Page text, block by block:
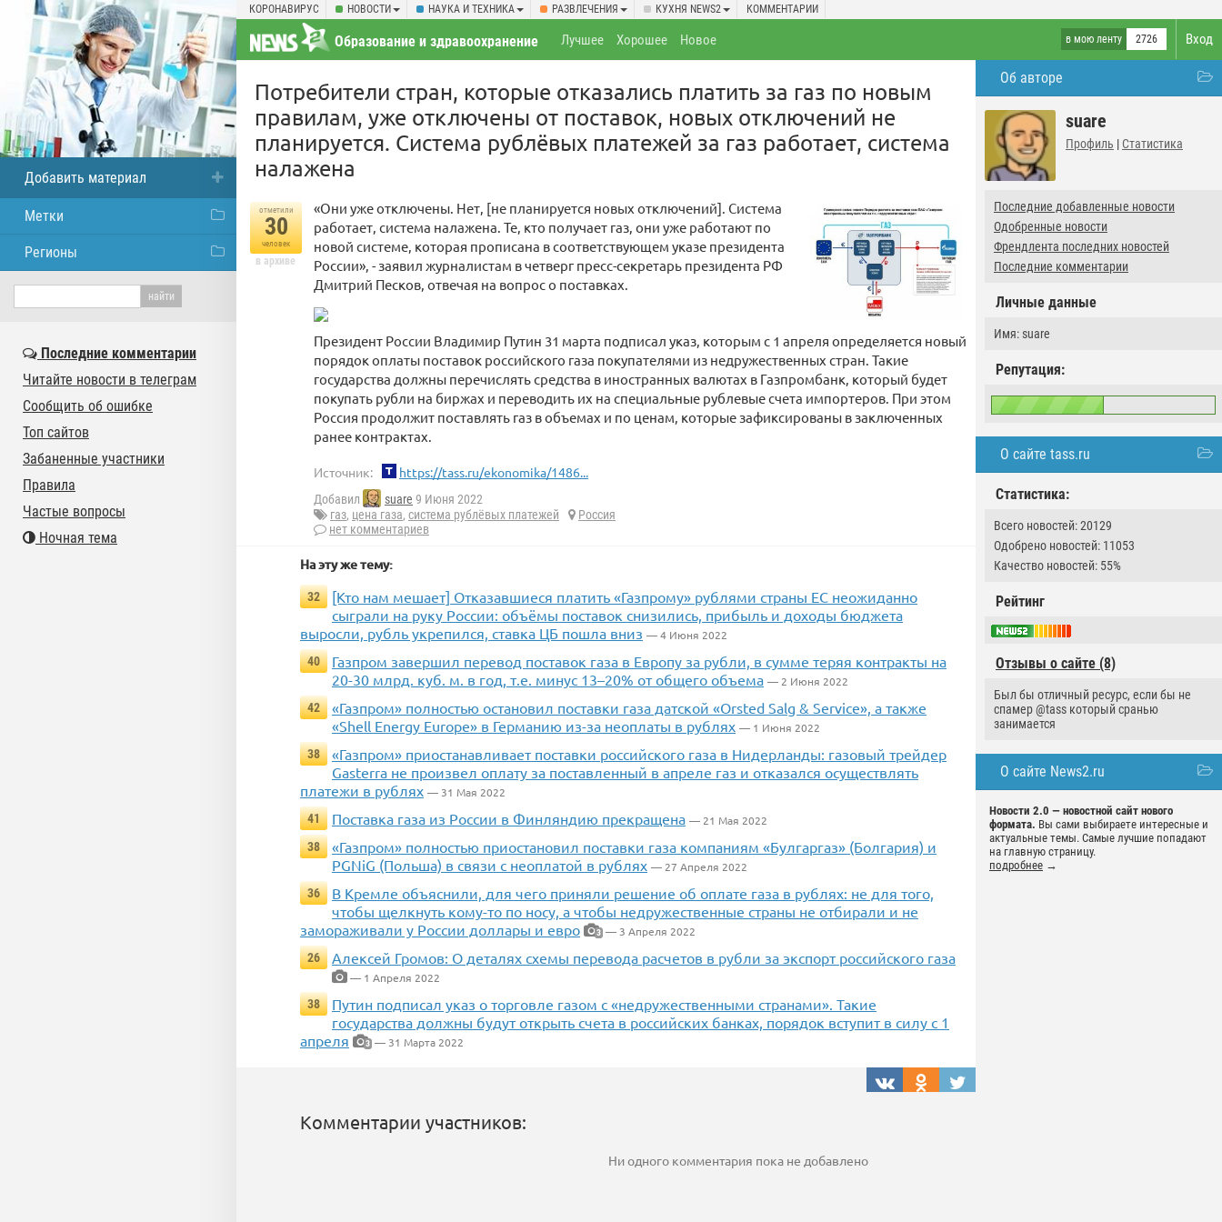
КОРОНАВИРУС НОВОСТИ НАУКА И ТЕХНИКА РАЗВЛЕЧЕНИЯ КУХНЯ NEWS2 КОММЕНТАРИИ
Вход
Образование и здравоохранение в мою ленту 2726
Лучшее Хорошее Новое
Об авторе
suare
Профиль | Статистика
Последние добавленные новости
Одобренные новости
Френдлента последних новостей
Последние комментарии
Личные данные
Имя: suare
Репутация:
О сайте tass.ru
Статистика:
Всего новостей: 20129
Одобрено новостей: 11053
Качество новостей: 55%
Рейтинг
Отзывы о сайте (8)
Был бы отличный ресурс, если бы не
спамер @tass который сранью
занимается
О сайте News2.ru
Новости 2.0 — новостной сайт нового
формата. Вы сами выбираете интересные и
актуальные темы. Самые лучшие попадают
на главную страницу.
подробнее →
Потребители стран, которые отказались платить за газ по новым
правилам, уже отключены от поставок, новых отключений не
планируется. Система рублёвых платежей за газ работает, система
налажена
отметили
30
человек
в архиве
«Они уже отключены. Нет, [не планируется новых отключений]. Система
работает, система налажена. Те, кто получает газ, они уже работают по
новой системе, которая прописана в соответствующем указе президента
России», - заявил журналистам в четверг пресс-секретарь президента РФ
Дмитрий Песков, отвечая на вопрос о поставках.
Президент России Владимир Путин 31 марта подписал указ, которым с 1 апреля определяется новый
порядок оплаты поставок российского газа покупателями из недружественных стран. Такие
государства должны перечислять средства в иностранных валютах в Газпромбанк, который будет
покупать рубли на биржах и переводить их на специальные рублевые счета импортеров. При этом
Россия продолжит поставлять газ в объемах и по ценам, которые зафиксированы в заключенных
ранее контрактах.
Источник: https://tass.ru/ekonomika/1486...
Добавил suare 9 Июня 2022
газ, цена газа, система рублёвых платежей
Россия
нет комментариев
На эту же тему:
32
[Кто нам мешает] Отказавшиеся платить «Газпрому» рублями страны ЕС неожиданно
сыграли на руку России: объёмы поставок снизились, прибыль и доходы бюджета
выросли, рубль укрепился, ставка ЦБ пошла вниз — 4 Июня 2022
40
Газпром завершил перевод поставок газа в Европу за рубли, в сумме теряя контракты на
20-30 млрд. куб. м. в год, т.е. минус 13–20% от общего объема — 2 Июня 2022
42
«Газпром» полностью остановил поставки газа датской «Orsted Salg & Service», а также
«Shell Energy Europe» в Германию из-за неоплаты в рублях — 1 Июня 2022
38
«Газпром» приостанавливает поставки российского газа в Нидерланды: газовый трейдер
Gasterra не произвел оплату за поставленный в апреле газ и отказался осуществлять
платежи в рублях — 31 Мая 2022
41
Поставка газа из России в Финляндию прекращена — 21 Мая 2022
38
«Газпром» полностью приостановил поставки газа компаниям «Булгаргаз» (Болгария) и
PGNiG (Польша) в связи с неоплатой в рублях — 27 Апреля 2022
36
В Кремле объяснили, для чего приняли решение об оплате газа в рублях: не для того,
чтобы щелкнуть кому-то по носу, а чтобы недружественные страны не отбирали и не
замораживали у России доллары и евро
3 — 3 Апреля 2022
26
Алексей Громов: О деталях схемы перевода расчетов в рубли за экспорт российского газа
— 1 Апреля 2022
38
Путин подписал указ о торговле газом с «недружественными странами». Такие
государства должны будут открыть счета в российских банках, порядок вступит в силу с 1
апреля
3 — 31 Марта 2022
Комментарии участников:
Ни одного комментария пока не добавлено
Добавить материал
Метки
Регионы
Последние комментарии
Читайте новости в телеграм
Сообщить об ошибке
Топ сайтов
Забаненные участники
Правила
Частые вопросы
Ночная тема